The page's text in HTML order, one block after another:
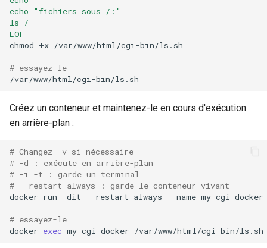
echo "fichiers sous /:"
ls /
EOF
chmod +x /var/www/html/cgi-bin/ls.sh
# essayez-le
Créez un conteneur et maintenez-le en cours d'exécution
en arrière-plan :
# Changez -v si nécessaire
# -d : exécute en arrière-plan
# -i -t : garde un terminal
# --restart always : garde le conteneur vivant
docker run -dit --restart always --name my_cgi_docker
# essayez-le
docker exec my_cgi_docker